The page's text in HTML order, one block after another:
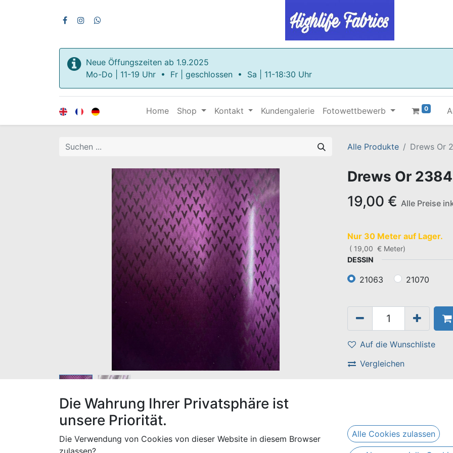
Neue Öffungszeiten ab 1.9.2025
Mo-Do | 11-19 Uhr • Fr | geschlossen • Sa | 11-18:30 Uhr
Home Shop Kontakt Kundengalerie Fotowettbewerb 0
Alle Produkte Drews Or
Drews Or
19,00 € Alle Preise
Nur 30 Meter auf Lager.
( 19,00 € Meter)
DESSIN
21063 21070
Auf die Wunschliste
Vergleichen
Der Stoff hat eine Breite von 160 cm und eine Länge von 1 Meter.
Wenn Sie mehrere Meter bestellen, versuchen wir, den Stoff in einem Stück zu versenden. Sollten wir
Die Wahrung Ihrer Privatsphäre ist
unsere Priorität.
Die Verwendung von Cookies von dieser Website in diesem Browser
zulassen?
Alle Cookies zulassen